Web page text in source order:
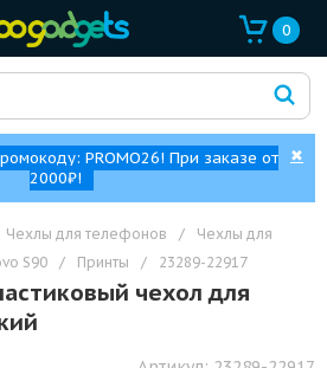
0
PROMO26! При заказе от
2000₽!
✖
Чехлы для телефонов /
Чехлы для
S90 / Принты / 23289-22917
чехол для